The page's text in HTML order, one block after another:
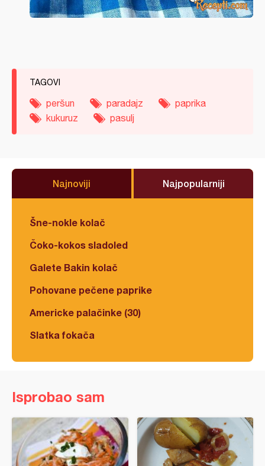
TAGOVI
peršun paradajz
paprika
kukuruz
pasulj
Najnoviji Najpopularniji
Šne-nokle kolač
Čoko-kokos sladoled
Galete Bakin kolač
Pohovane pečene paprike
Americke palačinke (30)
Slatka fokača
Isprobao sam